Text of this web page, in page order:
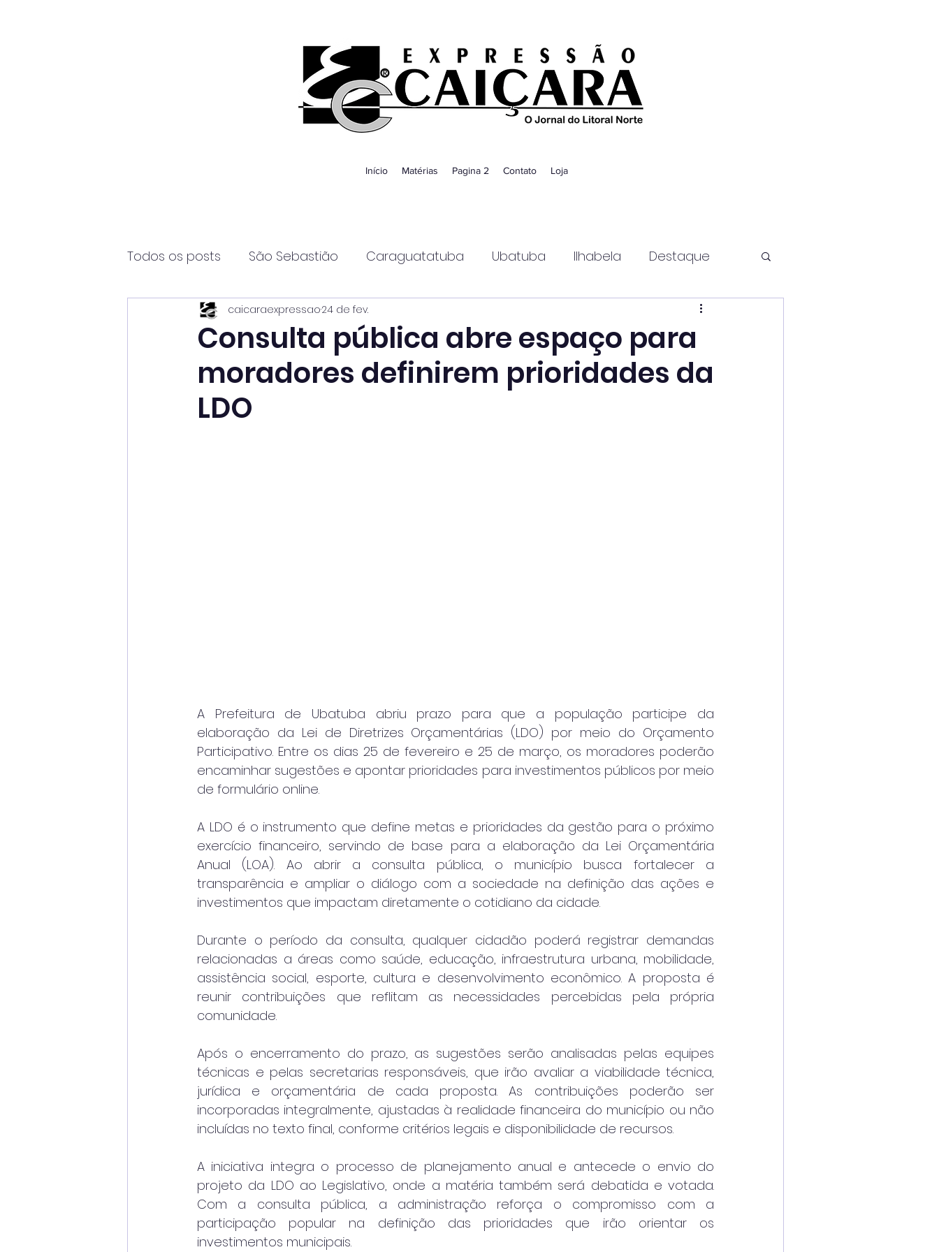
Início Matérias Pagina 2 Contato Loja
Todos os posts São Sebastião Caraguatatuba Ubatuba Ilhabela Destaque
Página2 Itanhaém Guaratinguetá
Consulta pública abre espaço para
moradores definirem prioridades da
LDO
caicaraexpressao24 de fev.
A Prefeitura de Ubatuba abriu prazo para que a população participe da
elaboração da Lei de Diretrizes Orçamentárias (LDO) por meio do Orçamento
Participativo. Entre os dias 25 de fevereiro e 25 de março, os moradores poderão
encaminhar sugestões e apontar prioridades para investimentos públicos por meio
de formulário online.
A LDO é o instrumento que define metas e prioridades da gestão para o próximo
exercício financeiro, servindo de base para a elaboração da Lei Orçamentária
Anual (LOA). Ao abrir a consulta pública, o município busca fortalecer a
transparência e ampliar o diálogo com a sociedade na definição das ações e
investimentos que impactam diretamente o cotidiano da cidade.
Durante o período da consulta, qualquer cidadão poderá registrar demandas
relacionadas a áreas como saúde, educação, infraestrutura urbana, mobilidade,
assistência social, esporte, cultura e desenvolvimento econômico. A proposta é
reunir contribuições que reflitam as necessidades percebidas pela própria
comunidade.
Após o encerramento do prazo, as sugestões serão analisadas pelas equipes
técnicas e pelas secretarias responsáveis, que irão avaliar a viabilidade técnica,
jurídica e orçamentária de cada proposta. As contribuições poderão ser
incorporadas integralmente, ajustadas à realidade financeira do município ou não
incluídas no texto final, conforme critérios legais e disponibilidade de recursos.
A iniciativa integra o processo de planejamento anual e antecede o envio do
projeto da LDO ao Legislativo, onde a matéria também será debatida e votada.
Com a consulta pública, a administração reforça o compromisso com a
participação popular na definição das prioridades que irão orientar os
investimentos municipais.